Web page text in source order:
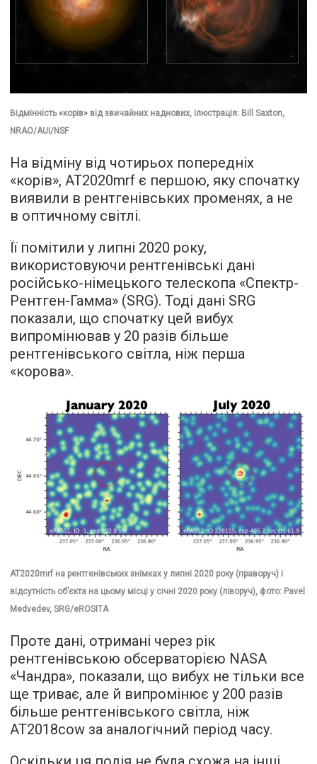
Відмінність «корів» від звичайних наднових, ілюстрація: Bill Saxton,
NRAO/AUI/NSF
На відміну від чотирьох попередніх
«корів», AT2020mrf є першою, яку спочатку
виявили в рентгенівських променях, а не
в оптичному світлі.
Її помітили у липні 2020 року,
використовуючи рентгенівські дані
російсько-німецького телескопа «Спектр-
Рентген-Гамма» (SRG). Тоді дані SRG
показали, що спочатку цей вибух
випромінював у 20 разів більше
рентгенівського світла, ніж перша
«корова».
AT2020mrf на рентгенівських знімках у липні 2020 року (праворуч) і
відсутність об’єкта на цьому місці у січні 2020 року (ліворуч), фото: Pavel
Medvedev, SRG/eROSITA
Проте дані, отримані через рік
рентгенівською обсерваторією NASA
«Чандра», показали, що вибух не тільки все
ще триває, але й випромінює у 200 разів
більше рентгенівського світла, ніж
AT2018cow за аналогічний період часу.